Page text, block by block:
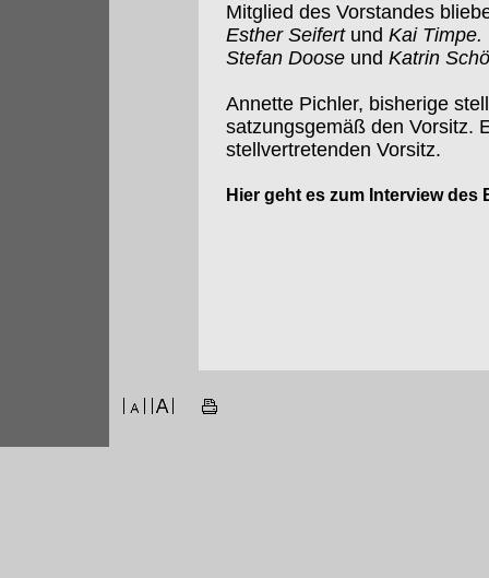
Mitglied des Vorstandes
Esther Seifert und Kai Timpe.
Stefan Doose und Katrin
Annette Pichler, bisherige
satzungsgemäß den Vorsitz.
stellvertretenden Vorsitz.
Hier geht es zum Interview des